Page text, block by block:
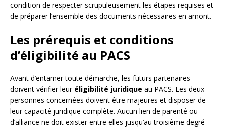
condition de respecter scrupuleusement les étapes requises et
de préparer l’ensemble des documents nécessaires en amont.
Les prérequis et conditions
d’éligibilité au PACS
Avant d’entamer toute démarche, les futurs partenaires
doivent vérifier leur éligibilité juridique au PACS. Les deux
personnes concernées doivent être majeures et disposer de
leur capacité juridique complète. Aucun lien de parenté ou
d’alliance ne doit exister entre elles jusqu’au troisième degré